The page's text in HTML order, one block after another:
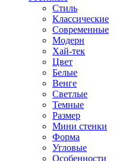
Стиль
Классические
Современные
Модерн
Хай-тек
Цвет
Белые
Венге
Светлые
Темные
Размер
Мини стенки
Форма
Угловые
Особенности